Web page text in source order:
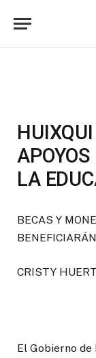
LA
BECAS Y
CRISTY
El Gobierno de